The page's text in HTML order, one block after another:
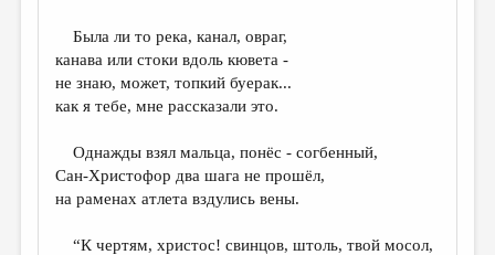
КУЛЬТУРОВЕДЕНИЕ
ПУБЛИЦИСТИКА
ЦИКЛЫ ПУБЛИКАЦИЙ
ТРЕДИАКОВСКИЙ
МЕДИА
Была ли то река, канал, овраг,
канава или стоки вдоль кювета -
не знаю, может, топкий буерак...
как я тебе, мне рассказали это.
Однажды взял мальца, понёс - согбенный,
Сан-Христофор два шага не прошёл,
на раменах атлета вздулись вены.
“К чертям, христос! свинцов, штоль, твой мосол,